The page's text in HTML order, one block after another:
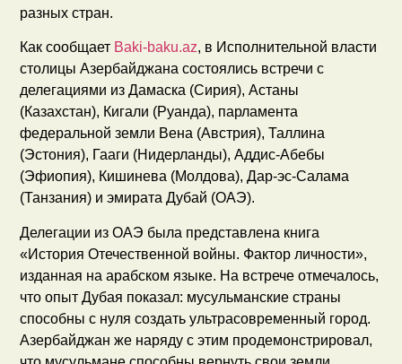
разных стран.
Как сообщает Baki-baku.az, в Исполнительной власти
столицы Азербайджана состоялись встречи с
делегациями из Дамаска (Сирия), Астаны
(Казахстан), Кигали (Руанда), парламента
федеральной земли Вена (Австрия), Таллина
(Эстония), Гааги (Нидерланды), Аддис‑Абебы
(Эфиопия), Кишинева (Молдова), Дар‑эс‑Салама
(Танзания) и эмирата Дубай (ОАЭ).
Делегации из ОАЭ была представлена книга
«История Отечественной войны. Фактор личности»,
изданная на арабском языке. На встрече отмечалось,
что опыт Дубая показал: мусульманские страны
способны с нуля создать ультрасовременный город.
Азербайджан же наряду с этим продемонстрировал,